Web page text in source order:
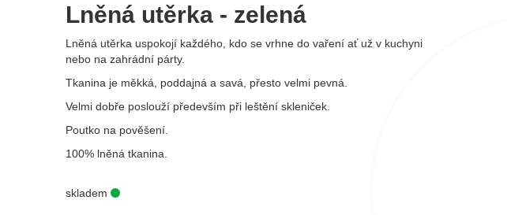
Lněná utěrka - zelená
Lněná utěrka uspokojí každého, kdo se vrhne do vaření ať už v kuchyni
nebo na zahrádní párty.
Tkanina je měkká, poddajná a savá, přesto velmi pevná.
Velmi dobře poslouží především při leštění skleniček.
Poutko na pověšení.
100% lněná tkanina.
skladem